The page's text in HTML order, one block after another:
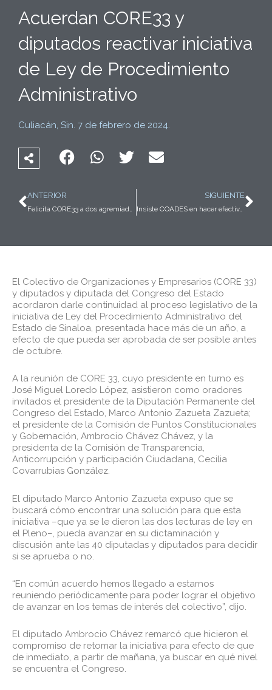
Acuerdan CORE33 y
diputados reactivar iniciativa
de Ley de Procedimiento
Administrativo
Culiacán, Sin. 7 de febrero de 2024.
Ant
ANTERIOR
Felicita CORE33 a dos agremiados por distintivo otorgado por CEDH
SIGUIENTE
Insiste COADES en hacer efectivo amparo que detiene importaciones de camarón
El Colectivo de Organizaciones y Empresarios (CORE 33)
y diputados y diputada del Congreso del Estado
acordaron darle continuidad al proceso legislativo de la
iniciativa de Ley del Procedimiento Administrativo del
Estado de Sinaloa, presentada hace más de un año, a
efecto de que pueda ser aprobada de ser posible antes
de octubre.
A la reunión de CORE 33, cuyo presidente en turno es
José Miguel Loredo López, asistieron como oradores
invitados el presidente de la Diputación Permanente del
Congreso del Estado, Marco Antonio Zazueta Zazueta;
el presidente de la Comisión de Puntos Constitucionales
y Gobernación, Ambrocio Chávez Chávez, y la
presidenta de la Comisión de Transparencia,
Anticorrupción y participación Ciudadana, Cecilia
Covarrubias González.
El diputado Marco Antonio Zazueta expuso que se
buscará cómo encontrar una solución para que esta
iniciativa –que ya se le dieron las dos lecturas de ley en
el Pleno–, pueda avanzar en su dictaminación y
discusión ante las 40 diputadas y diputados para decidir
si se aprueba o no.
“En común acuerdo hemos llegado a estarnos
reuniendo periódicamente para poder lograr el objetivo
de avanzar en los temas de interés del colectivo”, dijo.
El diputado Ambrocio Chávez remarcó que hicieron el
compromiso de retomar la iniciativa para efecto de que
de inmediato, a partir de mañana, ya buscar en qué nivel
se encuentra el Congreso.